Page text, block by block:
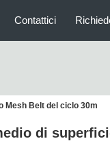
Contattici
Mesh Belt del ciclo 30m
di